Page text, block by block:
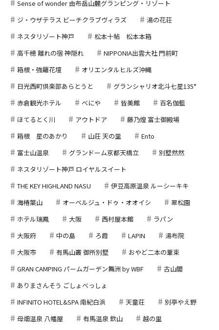
Sense of wonder 由布岳山麓グランピング・リゾート
ジ・ウザテラス ビーチクラブヴィラズ
湯の花荘
ネスタリゾート神戸
松本十帖 松本本箱
高千穂 離れの宿 神隠れ
NIPPONIA出雲大社 門前町
箱根・強羅花壇
オリエンタルヒルズ沖縄
日光西町倶楽部あらとうと
グランシャリオ北斗七星135°
赤倉観光ホテル
べにや 皆美館
百名伽藍
ほてるとく川
アウトドア
藤乃煌 富士御殿場
箱根 星のあかり
山荘 天の里
Ento
富士山温泉
グランドーム京都天橋立
別墅然然
ネスタリゾート神戸 ロイヤルスイート
THE KEY HIGHLAND NASU
伊豆高原温泉 ルーシーキキ
海椿葉山
オーベルジュ・ドゥ・オオイシ
翠松園
ホテル瑞鳳
大阪 西村屋本館
ラパン
大阪府
中の島 ろ霞 LAPIN
湯布院
大阪市
有馬山叢 御所別墅
おやど二本の葦束
GRAN CAMPING パームガーデン舞洲 by WBF
古山閣
ありまさんそう ごしょべっしょ
INFINITO HOTEL&SPA 南紀白浜
天童荘
別亭やえ野
母畑温泉 八幡屋
有馬温泉 欽山
越の里